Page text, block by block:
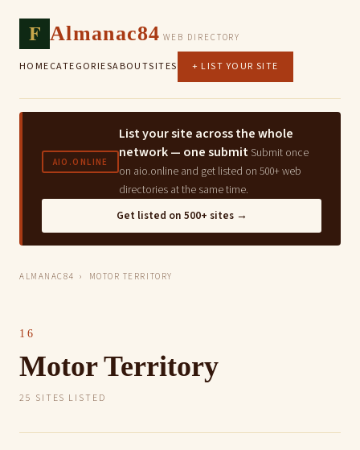
F Almanac84 WEB DIRECTORY
HOMECATEGORIESABOUTSITES + LIST YOUR SITE
AIO.ONLINE
List your site across the whole
network — one submit Submit once
on aio.online and get listed on 500+ web
directories at the same time.
Get listed on 500+ sites →
ALMANAC84 › MOTOR TERRITORY
16
Motor Territory
25 SITES LISTED